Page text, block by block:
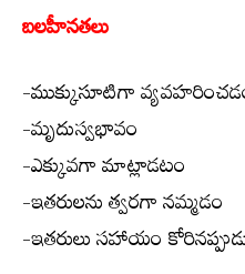
బలహీనతలు
-ముక్కుసూటిగా
-మృదుస్వభావం
-ఎక్కువగా మాట్లాడటం
-ఇతరులను త్వరగా నమ్మడం
-ఇతరులు సహాయం